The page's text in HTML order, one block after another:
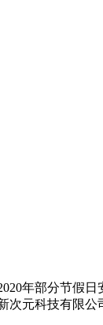
年部分节假
元科技有限公